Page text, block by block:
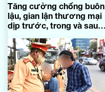
Tăng cường chống buôn
lậu, gian lận thương mại
dịp trước, trong và sau